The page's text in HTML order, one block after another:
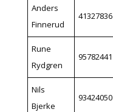
Anders
Finnerud
41327836
Rune
Rydgren
95782441
Nils
Bjerke
93424050